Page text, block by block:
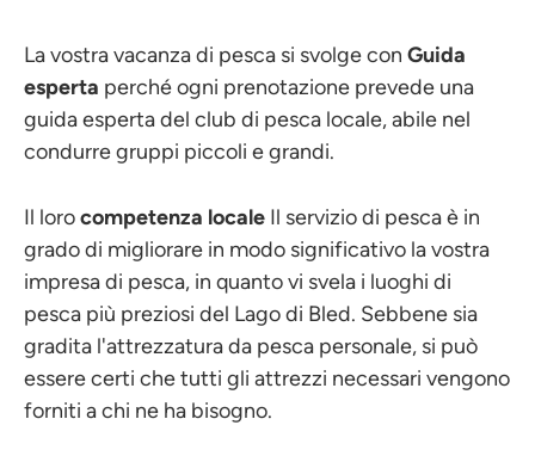
La vostra vacanza di pesca si svolge con Guida
esperta perché ogni prenotazione prevede una
guida esperta del club di pesca locale, abile nel
condurre gruppi piccoli e grandi.
Il lorocompetenza locale Il servizio di pesca è in
grado di migliorare in modo significativo la vostra
impresa di pesca, in quanto vi svela i luoghi di
pesca più preziosi del Lago di Bled. Sebbene sia
gradita l'attrezzatura da pesca personale, si può
essere certi che tutti gli attrezzi necessari vengono
forniti a chi ne ha bisogno.